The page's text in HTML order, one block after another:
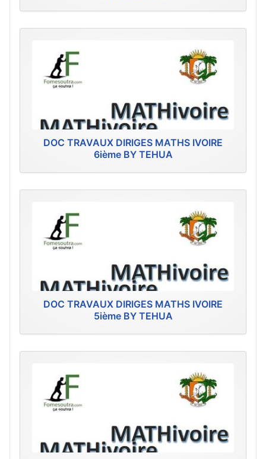
DOC TRAVAUX DIRIGES MATHS IVOIRE
6ième BY TEHUA
DOC TRAVAUX DIRIGES MATHS IVOIRE
5ième BY TEHUA